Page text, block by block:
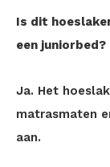
Is dit
een juniorbed?
Ja. Het
matrasmaten
aan.